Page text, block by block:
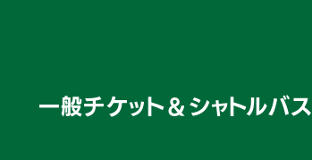
一般チケット＆シャトルバ